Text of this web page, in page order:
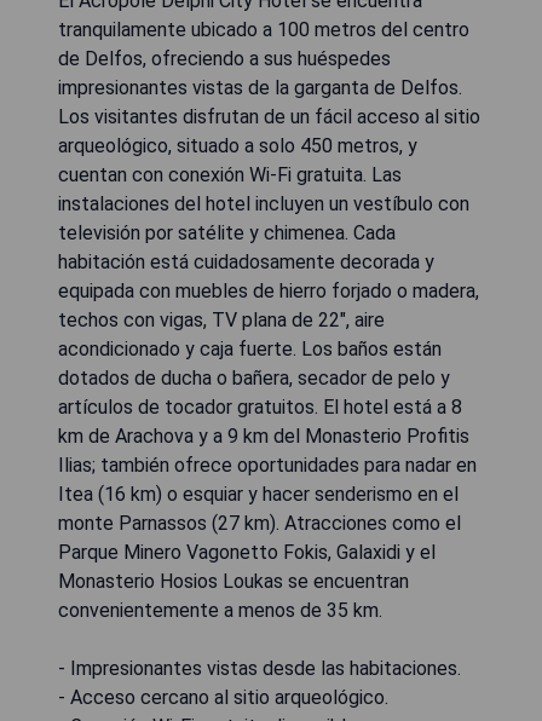
tranquilamente ubicado a 100 metros del centro
de Delfos, ofreciendo a sus huéspedes
impresionantes vistas de la garganta de Delfos.
Los visitantes disfrutan de un fácil acceso al sitio
arqueológico, situado a solo 450 metros, y
cuentan con conexión Wi-Fi gratuita. Las
instalaciones del hotel incluyen un vestíbulo con
televisión por satélite y chimenea. Cada
habitación está cuidadosamente decorada y
equipada con muebles de hierro forjado o madera,
techos con vigas, TV plana de 22", aire
acondicionado y caja fuerte. Los baños están
dotados de ducha o bañera, secador de pelo y
artículos de tocador gratuitos. El hotel está a 8
km de Arachova y a 9 km del Monasterio Profitis
Ilias; también ofrece oportunidades para nadar en
Itea (16 km) o esquiar y hacer senderismo en el
monte Parnassos (27 km). Atracciones como el
Parque Minero Vagonetto Fokis, Galaxidi y el
Monasterio Hosios Loukas se encuentran
convenientemente a menos de 35 km.
- Impresionantes vistas desde las habitaciones.
- Acceso cercano al sitio arqueológico.